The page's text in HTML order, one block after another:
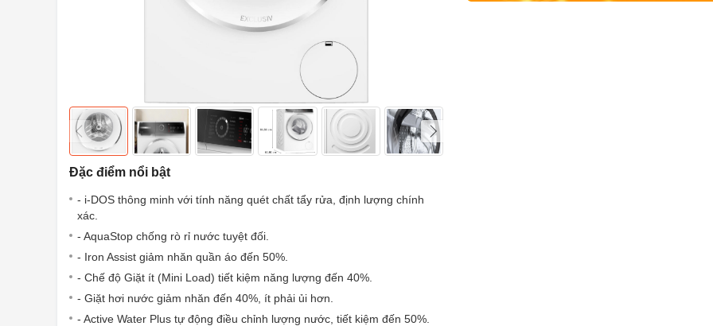
Đặc điểm nổi bật
- i-DOS thông minh với tính năng quét chất tẩy rửa, định lượng chính
xác.
- AquaStop chống rò rỉ nước tuyệt đối.
- Iron Assist giảm nhăn quần áo đến 50%.
- Chế độ Giặt ít (Mini Load) tiết kiệm năng lượng đến 40%.
- Giặt hơi nước giảm nhăn đến 40%, ít phải ủi hơn.
- Active Water Plus tự động điều chỉnh lượng nước, tiết kiệm đến 50%.